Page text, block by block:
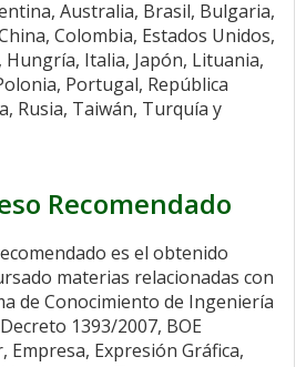
Australia, Brasil, Bulgaria,
Colombia, Estados Unidos,
Hungría, Italia, Japón, Lituania,
Portugal, República
Rusia, Taiwán, Turquía y
Recomendado
es el obtenido
materias relacionadas con
de Conocimiento de Ingeniería
1393/2007, BOE
Empresa, Expresión Gráfica,